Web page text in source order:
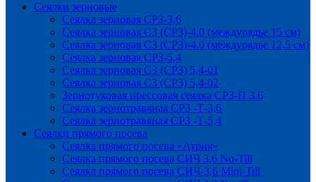
Сеялки зерновые
Сеялка зерновая СРЗ-3,6
Сеялка зерновая СЗ (СРЗ)-4.0 (междурядье 15 см)
Сеялка зерновая СЗ (СРЗ)-4.0 (междурядье 12,5 см)
Сеялка зерновая СРЗ-5,4
Сеялка зерновая СЗ (СРЗ) 5,4-01
Сеялка зерновая СЗ (СРЗ) 5,4-02
Зернотуковая прессовая сеялка СРЗ-П 3.6
Сеялка зернотравяная СРЗ -Т-3,6
Сеялка зернотравяная СРЗ -Т-5,4
Сеялки прямого посева
Сеялка прямого посева «Атрия»
Сеялка прямого посева СИЧ 3,6 No-Till
Сеялка прямого посева СИЧ-3,6 Mini-Till